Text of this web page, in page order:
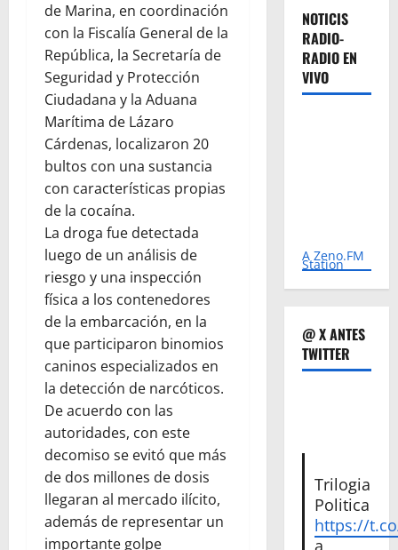
de Marina, en coordinación
con la Fiscalía General de la
República, la Secretaría de
Seguridad y Protección
Ciudadana y la Aduana
Marítima de Lázaro
Cárdenas, localizaron 20
bultos con una sustancia
con características propias
de la cocaína.
La droga fue detectada
luego de un análisis de
riesgo y una inspección
física a los contenedores
de la embarcación, en la
que participaron binomios
caninos especializados en
la detección de narcóticos.
De acuerdo con las
autoridades, con este
decomiso se evitó que más
de dos millones de dosis
llegaran al mercado ilícito,
además de representar un
importante golpe
NOTICIS
RADIO-
RADIO EN
VIVO
A Zeno.FM
Station
@ X ANTES
TWITTER
Trilogia
Politica
https://